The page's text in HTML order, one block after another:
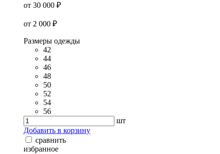
от 30 000 ₽
от 2 000 ₽
Размеры одежды
42
44
46
48
50
52
54
56
шт
Добавить в корзину
сравнить
избранное